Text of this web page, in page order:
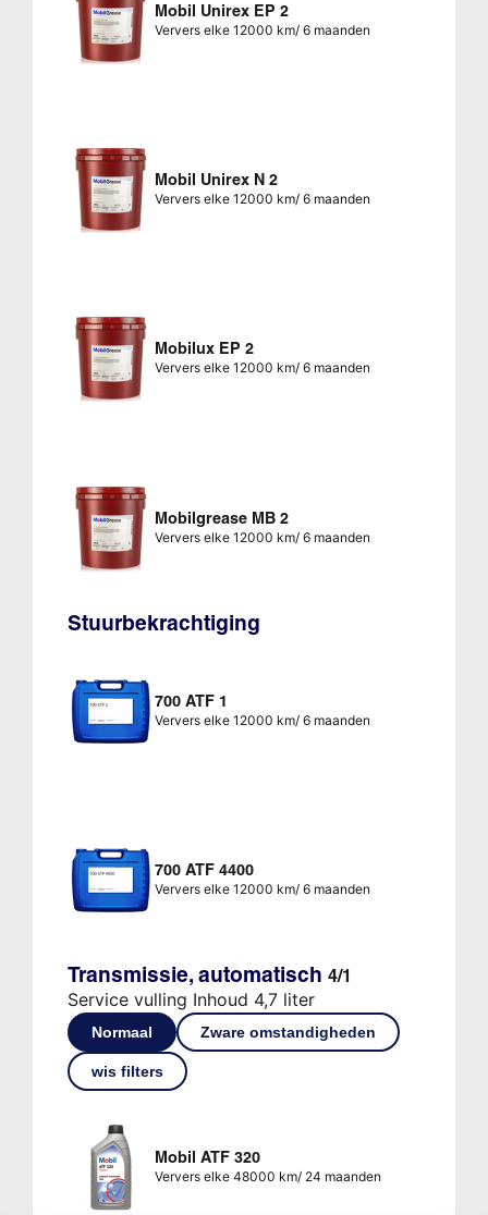
Mobil Unirex EP 2
Ververs elke 12000 km/ 6 maanden
Mobil Unirex N 2
Ververs elke 12000 km/ 6 maanden
Mobilux EP 2
Ververs elke 12000 km/ 6 maanden
Mobilgrease MB 2
Ververs elke 12000 km/ 6 maanden
Stuurbekrachtiging
700 ATF 1
Ververs elke 12000 km/ 6 maanden
700 ATF 4400
Ververs elke 12000 km/ 6 maanden
Transmissie, automatisch 4/1
Service vulling Inhoud 4,7 liter
Normaal Zware omstandigheden
wis filters
Mobil ATF 320
Ververs elke 48000 km/ 24 maanden